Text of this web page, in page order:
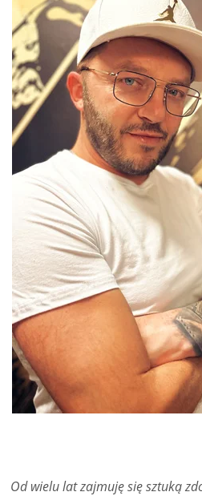
Od wielu lat zajmuję się sztuką